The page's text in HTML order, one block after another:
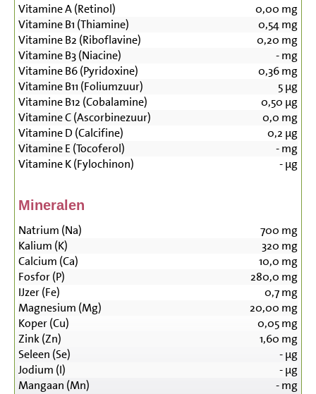
Vitamine A (Retinol) 0,00 mg
Vitamine B1 (Thiamine)
0,54mg
Vitamine B2 (Riboflavine)
0,20 mg
Vitamine B3 (Niacine)
-mg
Vitamine B6 (Pyridoxine)
0,36mg
Vitamine B11 (Foliumzuur)
5µg
Vitamine B12 (Cobalamine)
0,50 µg
Vitamine C (Ascorbinezuur)
0,0 mg
Vitamine D (Calcifine)
0,2 µg
Vitamine E (Tocoferol)
-mg
Vitamine K (Fylochinon)
-µg
Mineralen
Natrium (Na) 700 mg
Kalium (K)
320 mg
Calcium (Ca)
10,0 mg
Fosfor (P)
280,0 mg
IJzer (Fe)
0,7mg
Magnesium (Mg)
20,00 mg
Koper (Cu)
0,05mg
Zink (Zn)
1,60 mg
Seleen (Se)
-µg
Jodium (I)
-µg
Mangaan (Mn)
-mg